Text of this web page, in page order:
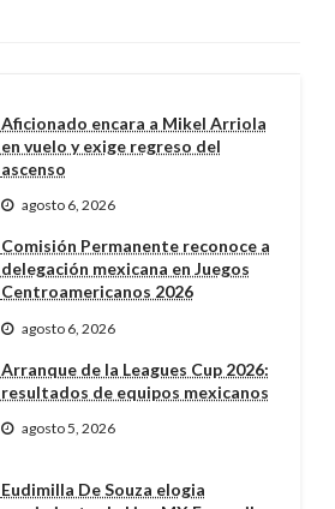
Aficionado encara a Mikel Arriola
en vuelo y exige regreso del
ascenso
agosto 6, 2026
Comisión Permanente reconoce a
delegación mexicana en Juegos
Centroamericanos 2026
agosto 6, 2026
Arranque de la Leagues Cup 2026:
resultados de equipos mexicanos
agosto 5, 2026
Eudimilla De Souza elogia